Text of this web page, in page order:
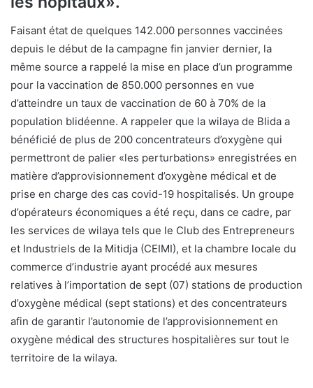
Faisant état de quelques 142.000 personnes vaccinées
depuis le début de la campagne fin janvier dernier, la
même source a rappelé la mise en place d’un programme
pour la vaccination de 850.000 personnes en vue
d’atteindre un taux de vaccination de 60 à 70% de la
population blidéenne. A rappeler que la wilaya de Blida a
bénéficié de plus de 200 concentrateurs d’oxygène qui
permettront de palier «les perturbations» enregistrées en
matière d’approvisionnement d’oxygène médical et de
prise en charge des cas covid-19 hospitalisés. Un groupe
d’opérateurs économiques a été reçu, dans ce cadre, par
les services de wilaya tels que le Club des Entrepreneurs
et Industriels de la Mitidja (CEIMI), et la chambre locale du
commerce d’industrie ayant procédé aux mesures
relatives à l’importation de sept (07) stations de production
d’oxygène médical (sept stations) et des concentrateurs
afin de garantir l’autonomie de l’approvisionnement en
oxygène médical des structures hospitalières sur tout le
territoire de la wilaya.